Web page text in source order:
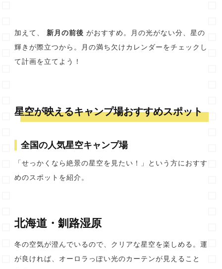
加えて、 新月の前後 がおすすめ。月の光がない分、星の
輝きが際立つから。月の満ち欠けカレンダーをチェックし
て計画を立てよう！
星空が映えるキャンプ場おすすめスポット
全国の人気星空キャンプ場
「せっかくなら絶景の星空を見たい！」という方におすす
めのスポットを紹介。
北海道・釧路湿原
冬の空気が澄んでいるので、クリアな星空を楽しめる。運
が良ければ、オーロラっぽい光のカーテンが見えること